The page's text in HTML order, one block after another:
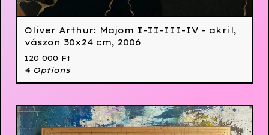
Oliver Arthur: Majom I-II-III-IV - akril,
vászon 30x24 cm, 2006
120 000 Ft
4 Options